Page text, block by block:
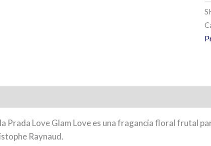
Prada Love Glam Love es una fragancia floral frutal
Raynaud.